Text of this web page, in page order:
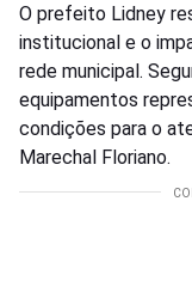
O prefeito Lidney
institucional e o
rede municipal.
equipamentos
condições para o
Marechal Floriano.